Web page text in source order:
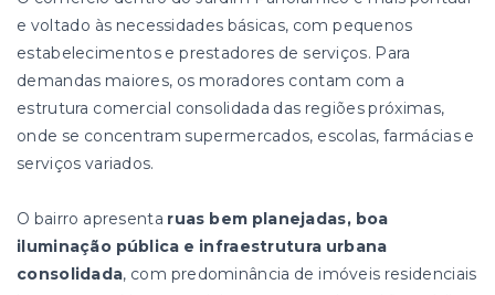
e voltado às necessidades básicas, com pequenos
estabelecimentos e prestadores de serviços. Para
demandas maiores, os moradores contam com a
estrutura comercial consolidada das regiões próximas,
onde se concentram supermercados, escolas, farmácias e
serviços variados.
O bairro apresenta ruas bem planejadas, boa
iluminação pública e infraestrutura urbana
consolidada, com predominância de imóveis residenciais